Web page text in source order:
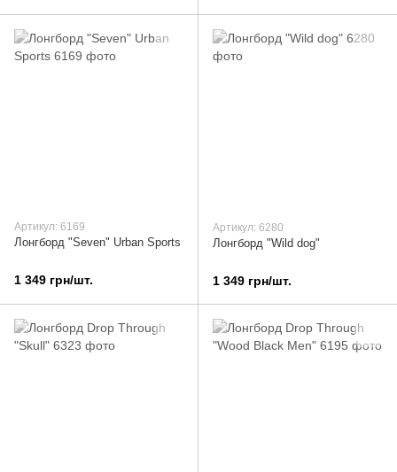
Артикул: 6169
Лонгборд "Seven" Urban Sports
1 349 грн/шт.
Артикул: 6280
Лонгборд "Wild dog"
1 349 грн/шт.